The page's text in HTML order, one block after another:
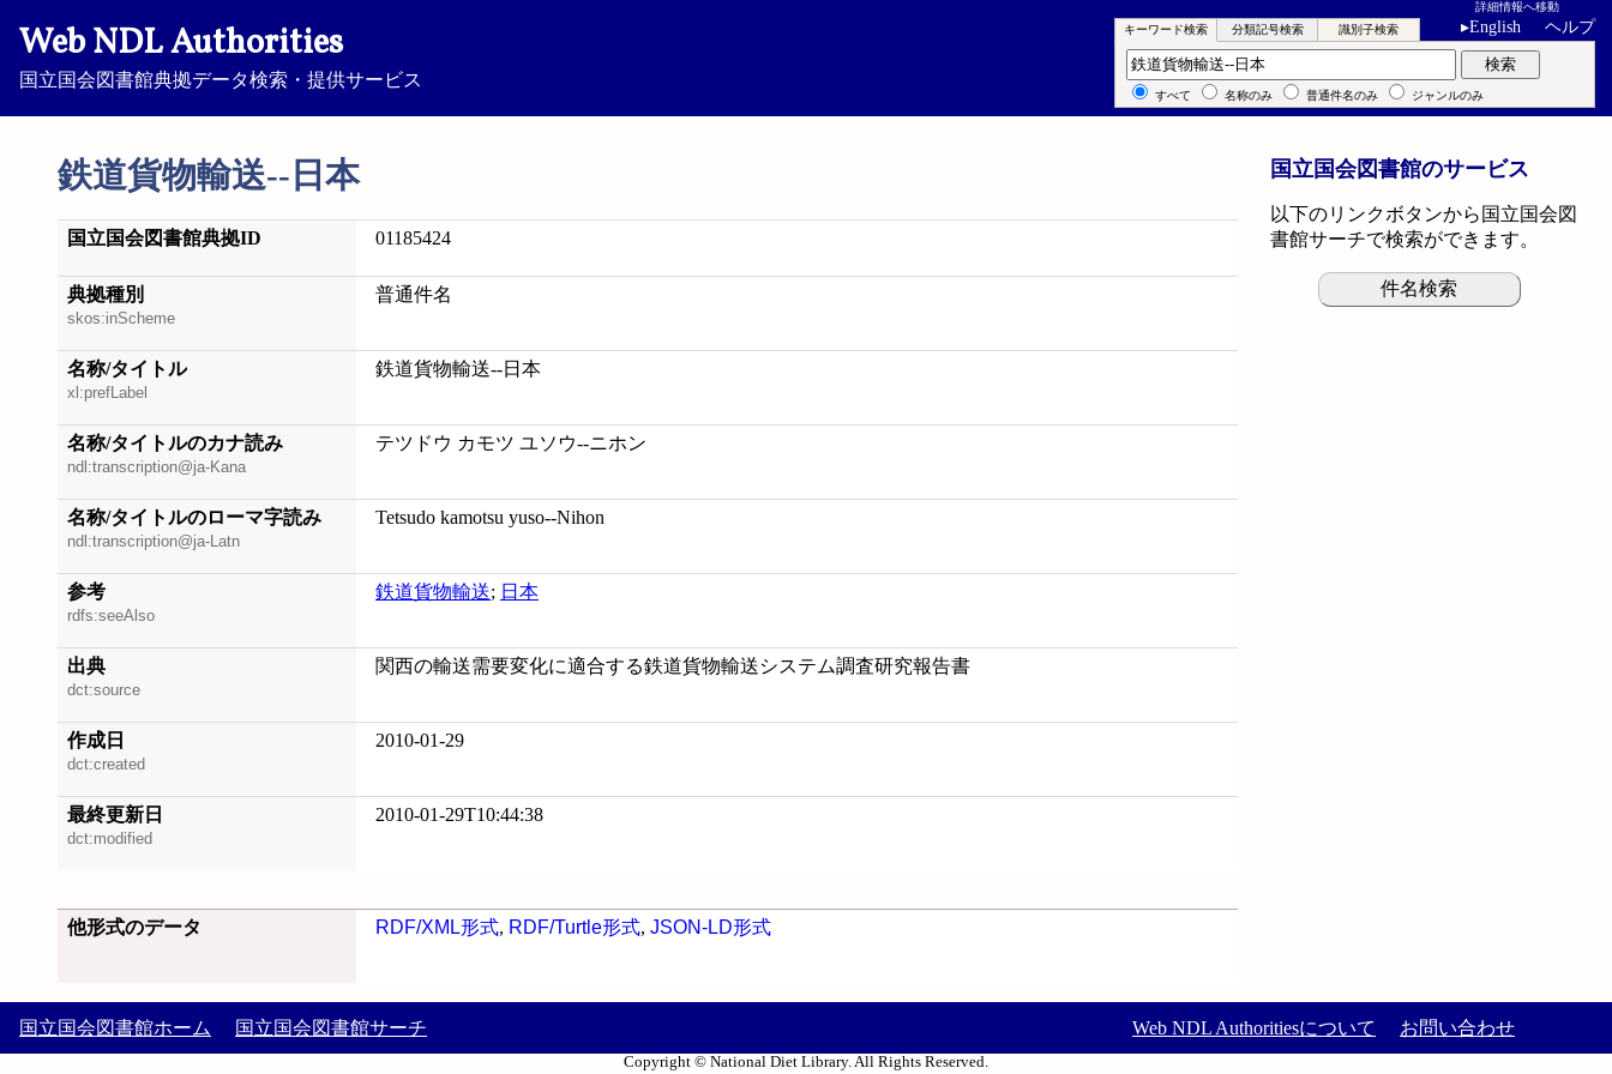
Web NDL Authorities
国立国会図書館典拠データ検索・提供サービス
詳細情報へ移動
▸English ヘルプ
鉄道貨物輸送--日本
キーワード検索 分類記号検索 識別子検索
キーワード検索 検索
すべて 名称のみ 普通件名のみ ジャンルのみ
国立国会図書館典拠ID 01185424
典拠種別
skos:inScheme
普通件名
名称/タイトル
xl:prefLabel
鉄道貨物輸送--日本
名称/タイトルのカナ読み
ndl:transcription@ja-Kana
テツドウ カモツ ユソウ--ニホン
名称/タイトルのローマ字読み
ndl:transcription@ja-Latn
Tetsudo kamotsu yuso--Nihon
参考
rdfs:seeAlso
鉄道貨物輸送; 日本
出典
dct:source
関西の輸送需要変化に適合する鉄道貨物輸送システム調査研究報告書
作成日
dct:created
2010-01-29
最終更新日
dct:modified
2010-01-29T10:44:38
他形式のデータ RDF/XML形式, RDF/Turtle形式, JSON-LD形式
国立国会図書館のサービス
以下のリンクボタンから国立国会図
書館サーチで検索ができます。
件名検索
国立国会図書館ホーム 国立国会図書館サーチ Web NDL Authoritiesについて お問い合わせ
Copyright © National Diet Library. All Rights Reserved.